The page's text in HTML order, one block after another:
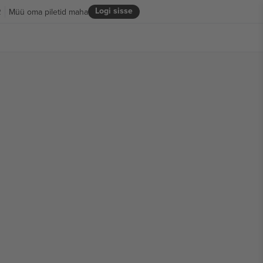
Logi sisse
Müü oma piletid maha